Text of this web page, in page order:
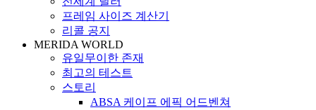
프레임 사이즈 계산기
리콜 공지
MERIDA WORLD
유일무이한 존재
최고의 테스트
스토리
ABSA 케이프 에픽 어드벤쳐